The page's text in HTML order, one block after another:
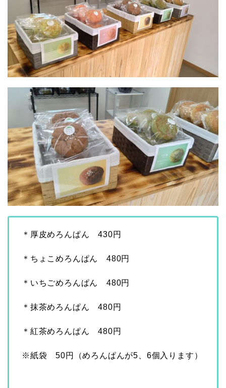
＊厚皮めろんぱん 430円
＊ちょこめろんぱん 480円
＊いちごめろんぱん 480円
＊抹茶めろんぱん 480円
＊紅茶めろんぱん 480円
※紙袋 50円（めろんぱんが5、6個入ります）